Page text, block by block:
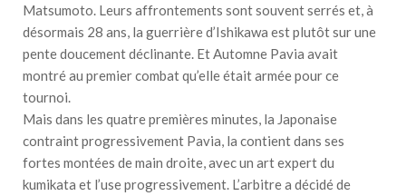
Matsumoto. Leurs affrontements sont souvent serrés et, à
désormais 28 ans, la guerrière d’Ishikawa est plutôt sur une
pente doucement déclinante. Et Automne Pavia avait
montré au premier combat qu’elle était armée pour ce
tournoi.
Mais dans les quatre premières minutes, la Japonaise
contraint progressivement Pavia, la contient dans ses
fortes montées de main droite, avec un art expert du
kumikata et l’use progressivement. L’arbitre a décidé de